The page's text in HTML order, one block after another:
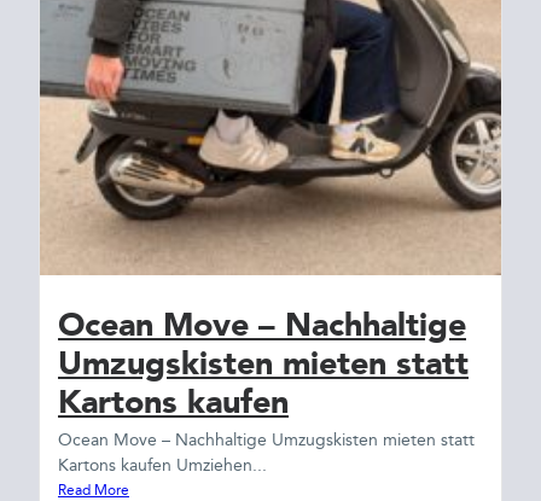
Ocean Move – Nachhaltige
Umzugskisten mieten statt
Kartons kaufen
Ocean Move – Nachhaltige Umzugskisten mieten statt
Kartons kaufen Umziehen...
Read More